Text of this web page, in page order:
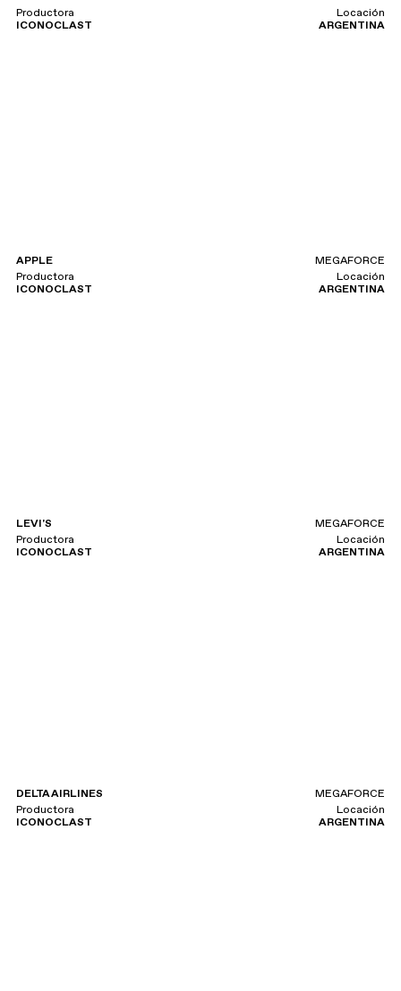
Productora
ICONOCLAST
Locación
ARGENTINA
APPLE
MEGAFORCE
Productora
ICONOCLAST
Locación
ARGENTINA
LEVI'S
MEGAFORCE
Productora
ICONOCLAST
Locación
ARGENTINA
DELTA AIRLINES
MEGAFORCE
Productora
ICONOCLAST
Locación
ARGENTINA